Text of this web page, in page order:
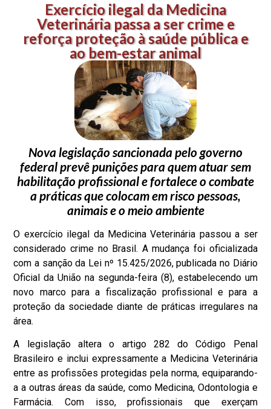
Exercício ilegal da Medicina
Veterinária passa a ser crime e
reforça proteção à saúde pública e
ao bem-estar animal
Nova legislação sancionada pelo governo
federal prevê punições para quem atuar sem
habilitação profissional e fortalece o combate
a práticas que colocam em risco pessoas,
animais e o meio ambiente
O exercício ilegal da Medicina Veterinária passou a ser
considerado crime no Brasil. A mudança foi oficializada
com a sanção da Lei nº 15.425/2026, publicada no Diário
Oficial da União na segunda-feira (8), estabelecendo um
novo marco para a fiscalização profissional e para a
proteção da sociedade diante de práticas irregulares na
área.
A legislação altera o artigo 282 do Código Penal
Brasileiro e inclui expressamente a Medicina Veterinária
entre as profissões protegidas pela norma, equiparando-
a a outras áreas da saúde, como Medicina, Odontologia e
Farmácia. Com isso, profissionais que exerçam